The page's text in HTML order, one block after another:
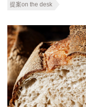
提案on the desk